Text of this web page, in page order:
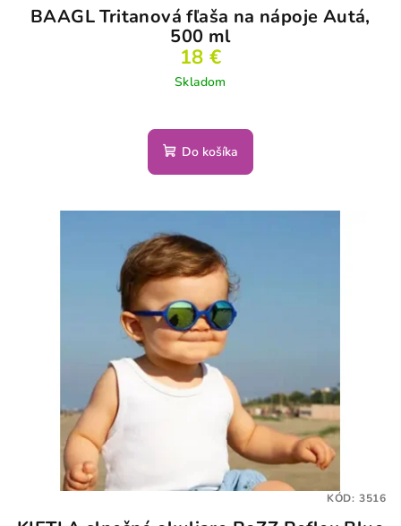
BAAGL Tritanová fľaša na nápoje Autá,
500 ml
18 €
Skladom
Do košíka
KÓD: 3516